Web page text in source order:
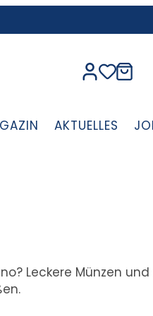
AKTUELLES
Leckere Münzen